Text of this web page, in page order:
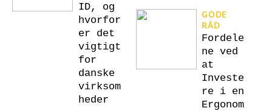
ID, og
hvorfor
er det
vigtigt
for
danske
virksom
heder
GODE
RÅD
Fordele
ne ved
at
Investe
re i en
Ergonom